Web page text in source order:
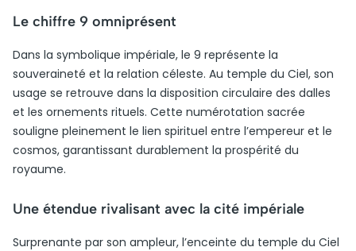
Le chiffre 9 omniprésent
Dans la symbolique impériale, le 9 représente la
souveraineté et la relation céleste. Au temple du Ciel, son
usage se retrouve dans la disposition circulaire des dalles
et les ornements rituels. Cette numérotation sacrée
souligne pleinement le lien spirituel entre l’empereur et le
cosmos, garantissant durablement la prospérité du
royaume.
Une étendue rivalisant avec la cité impériale
Surprenante par son ampleur, l’enceinte du temple du Ciel